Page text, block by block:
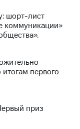
шорт-лист
коммуникации»
первого
приз